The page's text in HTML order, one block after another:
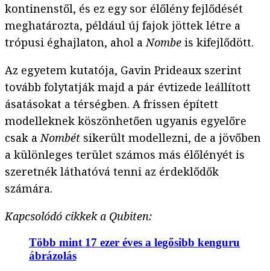
kontinenstől, és ez egy sor élőlény fejlődését
meghatározta, például új fajok jöttek létre a
trópusi éghajlaton, ahol aNombe is kifejlődött.
Az egyetem kutatója, Gavin Prideaux szerint
tovább folytatják majd a pár évtizede leállított
ásatásokat a térségben. A frissen épített
modelleknek köszönhetően ugyanis egyelőre
csak aNombét sikerült modellezni, de a jövőben
a különleges terület számos más élőlényét is
szeretnék láthatóvá tenni az érdeklődők
számára.
Kapcsolódó cikkek a Qubiten:
Több mint 17 ezer éves a legősibb kenguru
ábrázolás